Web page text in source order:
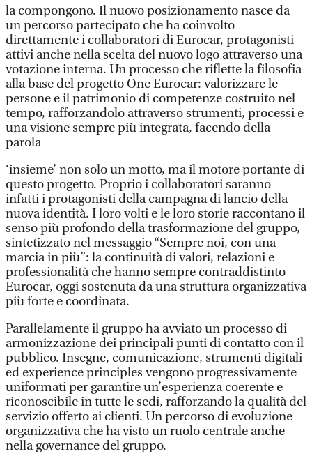
la compongono. Il nuovo posizionamento nasce da
un percorso partecipato che ha coinvolto
direttamente i collaboratori di Eurocar, protagonisti
attivi anche nella scelta del nuovo logo attraverso una
votazione interna. Un processo che riflette la filosofia
alla base del progetto One Eurocar: valorizzare le
persone e il patrimonio di competenze costruito nel
tempo, rafforzandolo attraverso strumenti, processi e
una visione sempre più integrata, facendo della
parola
‘insieme’ non solo un motto, ma il motore portante di
questo progetto. Proprio i collaboratori saranno
infatti i protagonisti della campagna di lancio della
nuova identità. I loro volti e le loro storie raccontano il
senso più profondo della trasformazione del gruppo,
sintetizzato nel messaggio “Sempre noi, con una
marcia in più”: la continuità di valori, relazioni e
professionalità che hanno sempre contraddistinto
Eurocar, oggi sostenuta da una struttura organizzativa
più forte e coordinata.
Parallelamente il gruppo ha avviato un processo di
armonizzazione dei principali punti di contatto con il
pubblico. Insegne, comunicazione, strumenti digitali
ed experience principles vengono progressivamente
uniformati per garantire un’esperienza coerente e
riconoscibile in tutte le sedi, rafforzando la qualità del
servizio offerto ai clienti. Un percorso di evoluzione
organizzativa che ha visto un ruolo centrale anche
nella governance del gruppo.